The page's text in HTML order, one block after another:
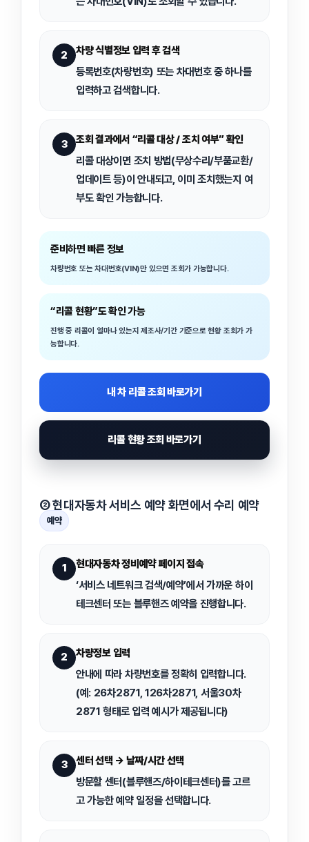
2 차량 식별정보 입력 후 검색
등록번호(차량번호) 또는 차대번호 중 하나를
입력하고 검색합니다.
3 조회 결과에서 “리콜 대상 / 조치 여부” 확인
리콜 대상이면 조치 방법(무상수리/부품교환/
업데이트 등)이 안내되고, 이미 조치했는지 여
부도 확인 가능합니다.
준비하면 빠른 정보
차량번호 또는 차대번호(VIN)만 있으면 조회가 가능합니다.
“리콜 현황”도 확인 가능
진행 중 리콜이 얼마나 있는지 제조사/기간 기준으로 현황 조회가 가
능합니다.
내 차 리콜 조회 바로가기
리콜 현황 조회 바로가기
② 현대자동차 서비스 예약 화면에서 수리 예약
예약
1 현대자동차 정비예약 페이지 접속
‘서비스 네트워크 검색/예약’에서 가까운 하이
테크센터 또는 블루핸즈예약을 진행합니다.
2 차량정보 입력
안내에 따라 차량번호를 정확히 입력합니다.
(예: 26차2871, 126차2871, 서울30차
2871 형태로 입력 예시가 제공됩니다)
3 센터 선택 → 날짜/시간 선택
방문할 센터(블루핸즈/하이테크센터)를 고르
고 가능한 예약 일정을 선택합니다.